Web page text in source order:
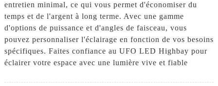
entretien minimal, ce qui vous permet d'économiser du
temps et de l'argent à long terme. Avec une gamme
d'options de puissance et d'angles de faisceau, vous
pouvez personnaliser l'éclairage en fonction de vos besoins
spécifiques. Faites confiance au UFO LED Highbay pour
éclairer votre espace avec une lumière vive et fiable